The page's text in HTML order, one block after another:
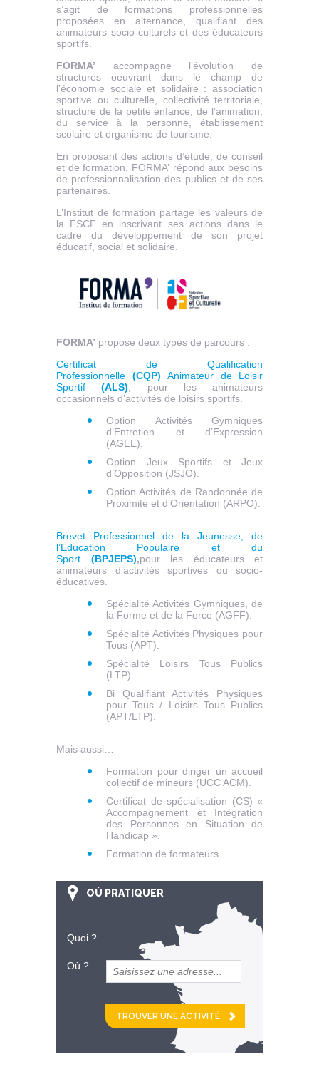
s’agit de formations professionnelles
proposées en alternance, qualifiant des
animateurs socio-culturels et des éducateurs
sportifs.
FORMA’ accompagne l’évolution de
structures oeuvrant dans le champ de
l’économie sociale et solidaire : association
sportive ou culturelle, collectivité territoriale,
structure de la petite enfance, de l’animation,
du service à la personne, établissement
scolaire et organisme de tourisme.
En proposant des actions d’étude, de conseil
et de formation, FORMA’ répond aux besoins
de professionnalisation des publics et de ses
partenaires.
L’Institut de formation partage les valeurs de
la FSCF en inscrivant ses actions dans le
cadre du développement de son projet
éducatif, social et solidaire.
FORMA’ propose deux types de parcours :
Certificat de Qualification
Professionnelle (CQP) Animateur de Loisir
Sportif(ALS), pour les animateurs
occasionnels d’activités de loisirs sportifs.
Option Activités Gymniques
d’Entretien et d’Expression
(AGEE).
Option Jeux Sportifs et Jeux
d’Opposition (JSJO).
Option Activités de Randonnée de
Proximité et d’Orientation (ARPO).
Brevet Professionnel de la Jeunesse, de
l’Education Populaire et du
Sport (BPJEPS),pour les éducateurs et
animateurs d’activités sportives ou socio-
éducatives.
Spécialité Activités Gymniques, de
la Forme et de la Force (AGFF).
Spécialité Activités Physiques pour
Tous (APT).
Spécialité Loisirs Tous Publics
(LTP).
Bi Qualifiant Activités Physiques
pour Tous / Loisirs Tous Publics
(APT/LTP).
Mais aussi…
Formation pour diriger un accueil
collectif de mineurs (UCC ACM).
Certificat de spécialisation (CS) «
Accompagnement et Intégration
des Personnes en Situation de
Handicap ».
Formation de formateurs.
OÙ PRATIQUER
Quoi ?
Où ?
et
km alentour